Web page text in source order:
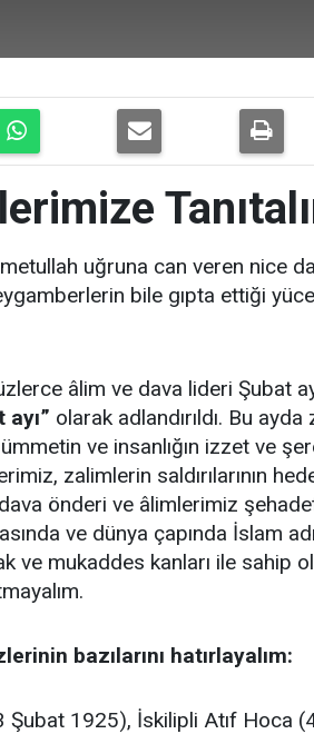
uğruna can veren nice
bile gıpta ettiği yüce
âlim ve dava lideri Şubat
ayı” olarak adlandırıldı. Bu ayda
ve insanlığın izzet ve
zalimlerin saldırılarının
önderi ve âlimlerimiz
ve dünya çapında İslam
ve mukaddes kanları ile sahip
bazılarını hatırlayalım:
Şubat 1925), İskilipli Atıf Hoca